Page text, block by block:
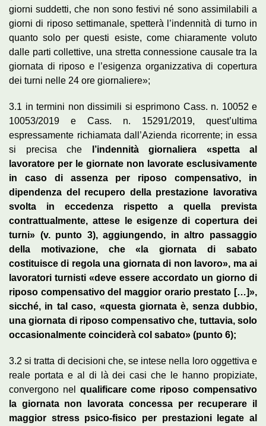
giorni suddetti, che non sono festivi né sono assimilabili a
giorni di riposo settimanale, spetterà l’indennità di turno in
quanto solo per questi esiste, come chiaramente voluto
dalle parti collettive, una stretta connessione causale tra la
giornata di riposo e l’esigenza organizzativa di copertura
dei turni nelle 24 ore giornaliere»;
3.1 in termini non dissimili si esprimono Cass. n. 10052 e
10053/2019 e Cass. n. 15291/2019, quest’ultima
espressamente richiamata dall’Azienda ricorrente; in essa
si precisa che l’indennità giornaliera «spetta al
lavoratore per le giornate non lavorate esclusivamente
in caso di assenza per riposo compensativo, in
dipendenza del recupero della prestazione lavorativa
svolta in eccedenza rispetto a quella prevista
contrattualmente, attese le esigenze di copertura dei
turni» (v. punto 3), aggiungendo, in altro passaggio
della motivazione, che «la giornata di sabato
costituisce di regola una giornata di non lavoro», ma ai
lavoratori turnisti «deve essere accordato un giorno di
riposo compensativo del maggior orario prestato […]»,
sicché, in tal caso, «questa giornata è, senza dubbio,
una giornata di riposo compensativo che, tuttavia, solo
occasionalmente coinciderà col sabato» (punto 6);
3.2 si tratta di decisioni che, se intese nella loro oggettiva e
reale portata e al di là dei casi che le hanno propiziate,
convergono nel qualificare come riposo compensativo
la giornata non lavorata concessa per recuperare il
maggior stress psico-fisico per prestazioni legate al